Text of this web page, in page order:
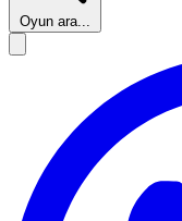
Oyun ara...